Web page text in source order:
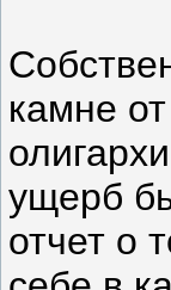
камне
ущерб
отчет о